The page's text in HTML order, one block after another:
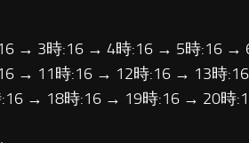
→ 3時:16 → 4時:16 → 5時:16 →
→ 11時:16 → 12時:16 → 13時
→ 18時:16 → 19時:16 → 20時